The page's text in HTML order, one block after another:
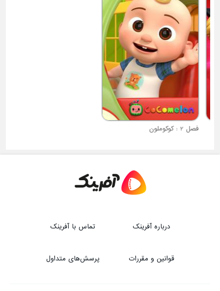
فصل 2 : کوکوملون
درباره آفرینک تماس با آفرینک
قوانین و مقررات پرسش‌های متداول